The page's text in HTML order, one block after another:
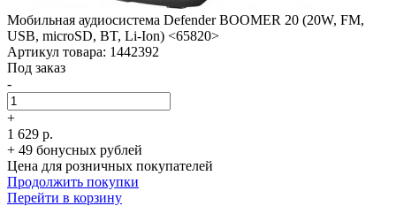
Мобильная аудиосистема Defender BOOMER 20 (20W, FM,
USB, microSD, BT, Li-Ion) <65820>
Артикул товара: 1442392
Под заказ
-
+
1 629 р.
+ 49 бонусных рублей
Цена для розничных покупателей
Продолжить покупки
Перейти в корзину